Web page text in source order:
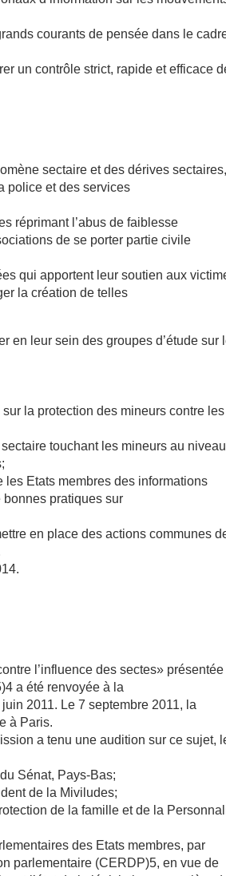
courants de pensée dans le
un contrôle strict, rapide et efficace
sectaire et des dérives sectaires,
police et des services
réprimant l’abus de faiblesse
de se porter partie civile
qui apportent leur soutien aux
la création de telles
en leur sein des groupes d’étude sur
la protection des mineurs contre les
touchant les mineurs au niveau
les Etats membres des informations
bonnes pratiques sur
en place des actions communes
l’influence des sectes» présentée
a été renvoyée à la
2011. Le 7 septembre 2011, la
à Paris.
a tenu une audition sur ce sujet,
Sénat, Pays-Bas;
de la Miviludes;
de la famille et de la
des Etats membres, par
parlementaire (CERDP)5, en vue de